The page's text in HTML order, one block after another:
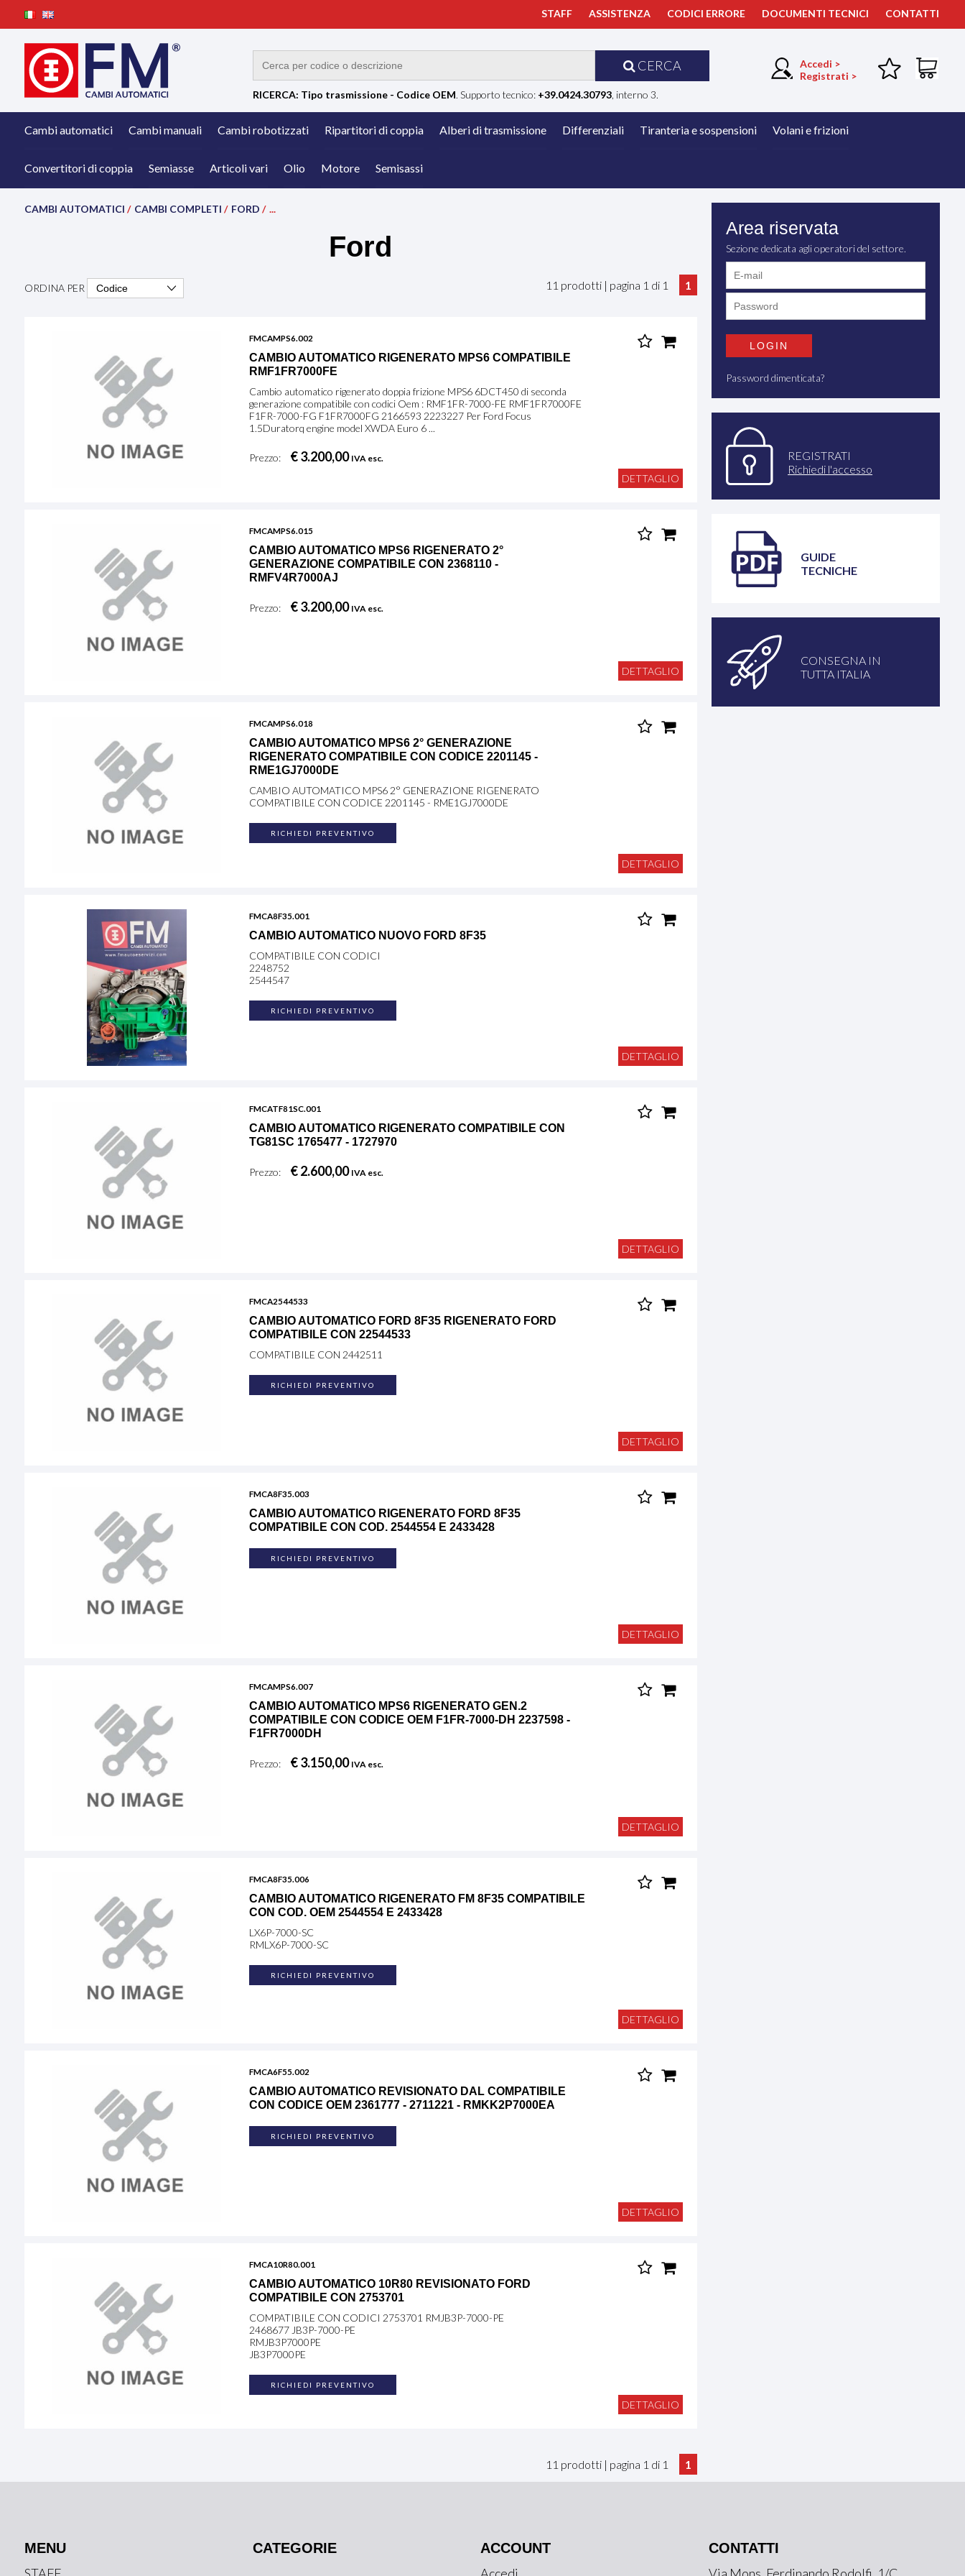
STAFF ASSISTENZA CODICI ERRORE DOCUMENTI TECNICI CONTATTI
CERCA
RICERCA: Tipo trasmissione - Codice OEM. Supporto tecnico: +39.0424.30793, interno 3.
Accedi >
Registrati >
Cambi automatici Cambi manuali Cambi robotizzati Ripartitori di coppia Alberi di trasmissione Differenziali Tiranteria e sospensioni Volani e frizioni
Convertitori di coppia Semiasse Articoli vari Olio Motore Semisassi
CAMBI AUTOMATICI / CAMBI COMPLETI / FORD / ...
Ford
ORDINA PER 11 prodotti | pagina 1 di 1 1
FMCAMPS6.002
CAMBIO AUTOMATICO RIGENERATO MPS6 COMPATIBILE
RMF1FR7000FE
Cambio automatico rigenerato doppia frizione MPS6 6DCT450 di seconda
generazione compatibile con codici Oem : RMF1FR-7000-FE RMF1FR7000FE
F1FR-7000-FG F1FR7000FG 2166593 2223227 Per Ford Focus
1.5Duratorq engine model XWDA Euro 6 ...
Prezzo: € 3.200,00 IVA esc.
DETTAGLIO
FMCAMPS6.015
CAMBIO AUTOMATICO MPS6 RIGENERATO 2°
GENERAZIONE COMPATIBILE CON 2368110 -
RMFV4R7000AJ
Prezzo: € 3.200,00 IVA esc.
DETTAGLIO
FMCAMPS6.018
CAMBIO AUTOMATICO MPS6 2° GENERAZIONE
RIGENERATO COMPATIBILE CON CODICE 2201145 -
RME1GJ7000DE
CAMBIO AUTOMATICO MPS6 2° GENERAZIONE RIGENERATO
COMPATIBILE CON CODICE 2201145 - RME1GJ7000DE
RICHIEDI PREVENTIVO
DETTAGLIO
FMCA8F35.001
CAMBIO AUTOMATICO NUOVO FORD 8F35
COMPATIBILE CON CODICI
2248752
2544547
RICHIEDI PREVENTIVO
DETTAGLIO
FMCATF81SC.001
CAMBIO AUTOMATICO RIGENERATO COMPATIBILE CON
TG81SC 1765477 - 1727970
Prezzo: € 2.600,00 IVA esc.
DETTAGLIO
FMCA2544533
CAMBIO AUTOMATICO FORD 8F35 RIGENERATO FORD
COMPATIBILE CON 22544533
COMPATIBILE CON 2442511
RICHIEDI PREVENTIVO
DETTAGLIO
FMCA8F35.003
CAMBIO AUTOMATICO RIGENERATO FORD 8F35
COMPATIBILE CON COD. 2544554 E 2433428
RICHIEDI PREVENTIVO
DETTAGLIO
FMCAMPS6.007
CAMBIO AUTOMATICO MPS6 RIGENERATO GEN.2
COMPATIBILE CON CODICE OEM F1FR-7000-DH 2237598 -
F1FR7000DH
Prezzo: € 3.150,00 IVA esc.
DETTAGLIO
FMCA8F35.006
CAMBIO AUTOMATICO RIGENERATO FM 8F35 COMPATIBILE
CON COD. OEM 2544554 E 2433428
LX6P-7000-SC
RMLX6P-7000-SC
RICHIEDI PREVENTIVO
DETTAGLIO
FMCA6F55.002
CAMBIO AUTOMATICO REVISIONATO DAL COMPATIBILE
CON CODICE OEM 2361777 - 2711221 - RMKK2P7000EA
RICHIEDI PREVENTIVO
DETTAGLIO
FMCA10R80.001
CAMBIO AUTOMATICO 10R80 REVISIONATO FORD
COMPATIBILE CON 2753701
COMPATIBILE CON CODICI 2753701 RMJB3P-7000-PE
2468677 JB3P-7000-PE
RMJB3P7000PE
JB3P7000PE
RICHIEDI PREVENTIVO
DETTAGLIO
11 prodotti | pagina 1 di 1 1
Area riservata
Sezione dedicata agli operatori del settore.
Password dimenticata?
REGISTRATI
Richiedi l'accesso
GUIDE
TECNICHE
CONSEGNA IN
TUTTA ITALIA
MENU
CATEGORIE
ACCOUNT
CONTATTI